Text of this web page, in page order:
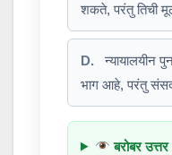
शकते, परंतु तिची
D.
न्यायालयीन
भाग आहे, परंतु
बरोबर